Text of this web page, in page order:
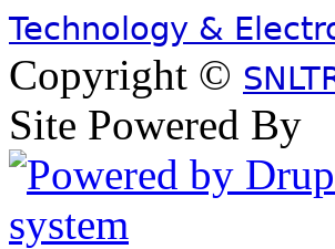
Technology &
Copyright ©
Site Powered By